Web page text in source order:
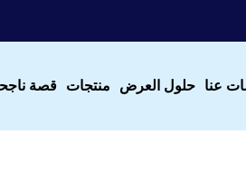
عنا حلول العرض منتجات قصة